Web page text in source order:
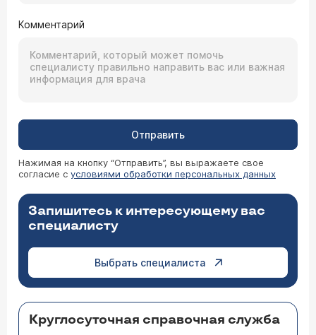
Комментарий
Отправить
Нажимая на кнопку “Отправить”, вы выражаете свое
согласие с условиями обработки персональных данных
Запишитесь к интересующему вас
специалисту
Выбрать специалиста
Круглосуточная справочная служба